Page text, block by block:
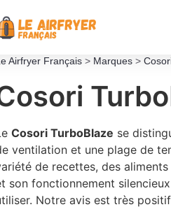
Airfryer Français > Marques >
Cosori TurboBlaze se
ventilation et une plage de
de recettes, des
son fonctionnement
Notre avis est très